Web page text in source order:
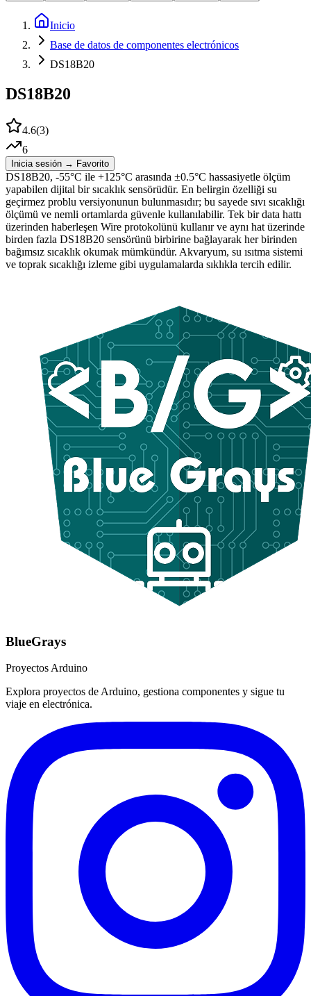
Inicio
Base de datos de componentes electrónicos
DS18B20
DS18B20
4.6(3)
6
Inicia sesión → Favorito
DS18B20, -55°C ile +125°C arasında ±0.5°C hassasiyetle ölçüm
yapabilen dijital bir sıcaklık sensörüdür. En belirgin özelliği su
geçirmez problu versiyonunun bulunmasıdır; bu sayede sıvı sıcaklığı
ölçümü ve nemli ortamlarda güvenle kullanılabilir. Tek bir data hattı
üzerinden haberleşen Wire protokolünü kullanır ve aynı hat üzerinde
birden fazla DS18B20 sensörünü birbirine bağlayarak her birinden
bağımsız sıcaklık okumak mümkündür. Akvaryum, su ısıtma sistemi
ve toprak sıcaklığı izleme gibi uygulamalarda sıklıkla tercih edilir.
BlueGrays
Proyectos Arduino
Explora proyectos de Arduino, gestiona componentes y sigue tu
viaje en electrónica.